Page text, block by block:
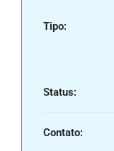
Tipo:
Status:
Contato: